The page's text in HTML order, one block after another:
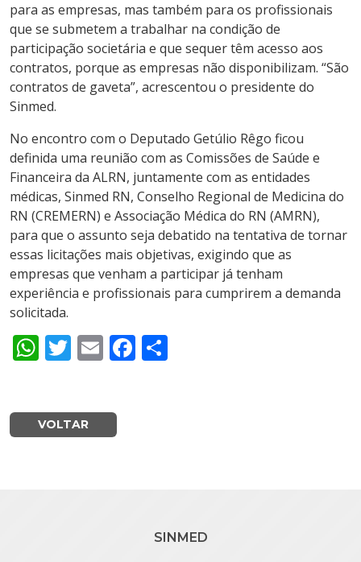
para as empresas, mas também para os profissionais
que se submetem a trabalhar na condição de
participação societária e que sequer têm acesso aos
contratos, porque as empresas não disponibilizam. “São
contratos de gaveta”, acrescentou o presidente do
Sinmed.
No encontro com o Deputado Getúlio Rêgo ficou
definida uma reunião com as Comissões de Saúde e
Financeira da ALRN, juntamente com as entidades
médicas, Sinmed RN, Conselho Regional de Medicina do
RN (CREMERN) e Associação Médica do RN (AMRN),
para que o assunto seja debatido na tentativa de tornar
essas licitações mais objetivas, exigindo que as
empresas que venham a participar já tenham
experiência e profissionais para cumprirem a demanda
solicitada.
WhatsApp
Twitter
EmailFacebook
VOLTAR
SINMED